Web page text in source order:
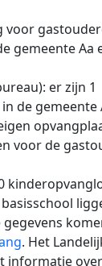
voor
gemeente Aa
er zijn 1
de gemeente
voor de
gegevens
. Het
informatie